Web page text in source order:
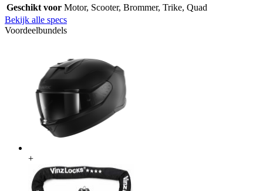
Geschikt voor Motor, Scooter, Brommer, Trike, Quad
Bekijk alle specs
Voordeelbundels
+